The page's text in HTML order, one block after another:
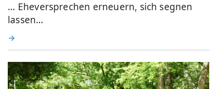
... Eheversprechen erneuern, sich segnen
lassen…